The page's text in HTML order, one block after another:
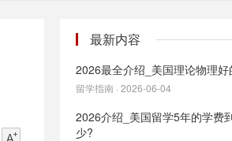
最新内容
2026最全介绍_美国理论物理好
留学指南 · 2026-06-04
2026介绍_美国留学5年的学费
少?